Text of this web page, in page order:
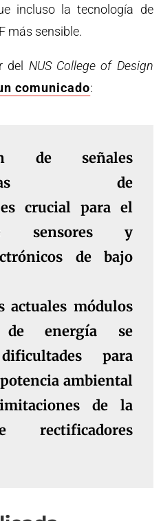
incluso la tecnología de
más sensible.
del NUS College of Design
comunicado:
de señales
de
crucial para el
sensores y
de bajo
actuales módulos
de energía se
para
ambiental
de la
rectificadores